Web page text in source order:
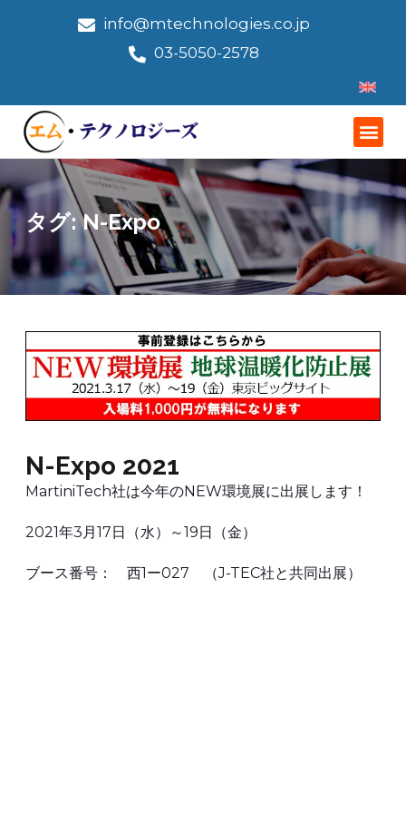
info@mtechnologies.co.jp
03-5050-2578
タグ:N-Expo
N-Expo 2021
MartiniTech社は今年のNEW環境展に出展します！
2021年3月17日（水）～19日（金）
ブース番号： 西1ー027 （J-TEC社と共同出展）